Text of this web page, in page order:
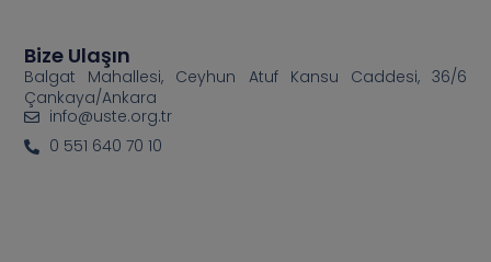
Bize Ulaşın
Balgat Mahallesi, Ceyhun Atuf Kansu Caddesi, 36/6
Çankaya/Ankara
info@uste.org.tr
0 551 640 70 10